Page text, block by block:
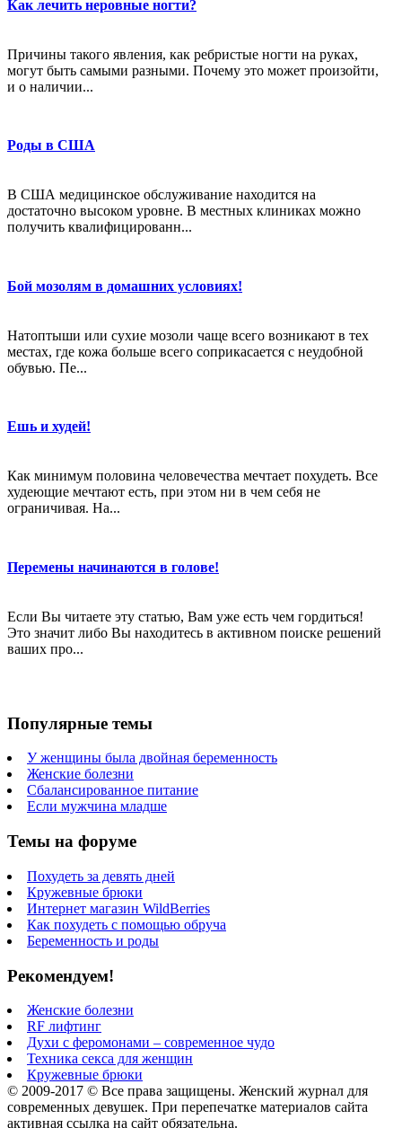
Как лечить неровные ногти?
Причины такого явления, как ребристые ногти на руках,
могут быть самыми разными. Почему это может произойти,
и о наличии...
Роды в США
В США медицинское обслуживание находится на
достаточно высоком уровне. В местных клиниках можно
получить квалифицированн...
Бой мозолям в домашних условиях!
Натоптыши или сухие мозоли чаще всего возникают в тех
местах, где кожа больше всего соприкасается с неудобной
обувью. Пе...
Ешь и худей!
Как минимум половина человечества мечтает похудеть. Все
худеющие мечтают есть, при этом ни в чем себя не
ограничивая. На...
Перемены начинаются в голове!
Если Вы читаете эту статью, Вам уже есть чем гордиться!
Это значит либо Вы находитесь в активном поиске решений
ваших про...
Популярные темы
У женщины была двойная беременность
Женские болезни
Сбалансированное питание
Если мужчина младше
Темы на форуме
Похудеть за девять дней
Кружевные брюки
Интернет магазин WildBerries
Как похудеть с помощью обруча
Беременность и роды
Рекомендуем!
Женские болезни
RF лифтинг
Духи с феромонами – современное чудо
Техника секса для женщин
Кружевные брюки
© 2009-2017 © Все права защищены. Женский журнал для
современных девушек. При перепечатке материалов сайта
активная ссылка на сайт обязательна.